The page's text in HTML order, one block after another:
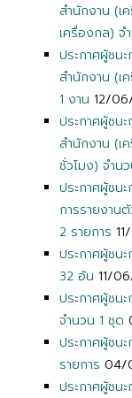
สำนักงาน (เ
เครื่องกล) จ
ประกาศผู้ชน
สำนักงาน (เ
1 งาน 12/
ประกาศผู้ชน
สำนักงาน (เ
ชั่วโมง) จำน
ประกาศผู้ชน
การรายงาน
2 รายการ
ประกาศผู้ชน
32 อัน 11/
ประกาศผู้ชนะ
จำนวน 1 ชุด
ประกาศผู้ชน
รายการ 04/
ประกาศผู้ชน